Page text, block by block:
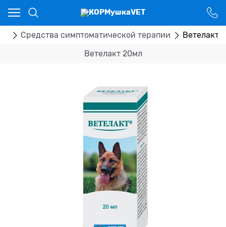
Средства симптоматической терапии Ветелакт
Ветелакт 20мл
Ваш город - Костанай,
угадали?